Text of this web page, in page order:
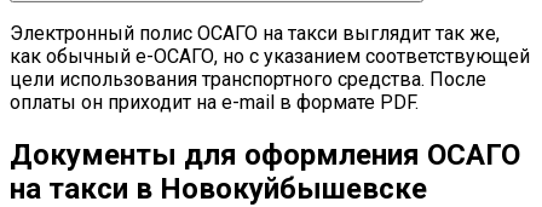
Электронный полис ОСАГО на такси выглядит так же,
как обычный e-ОСАГО, но с указанием соответствующей
цели использования транспортного средства. После
оплаты он приходит на e-mail в формате PDF.
Документы для оформления ОСАГО
на такси в Новокуйбышевске